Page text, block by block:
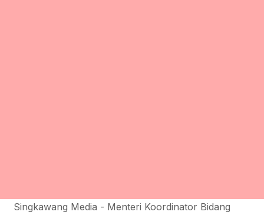
Singkawang Media - Menteri Koordinator Bidang